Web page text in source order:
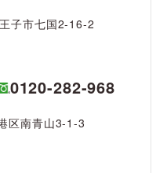
子市七国2-16-2
0120-282-968
区南青山3-1-3